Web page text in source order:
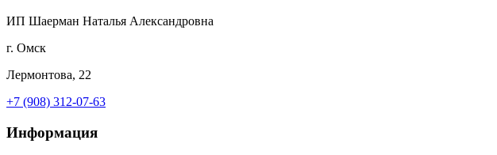
ИП Шаерман Наталья Александровна
г. Омск
Лермонтова, 22
+7 (908) 312-07-63
Информация